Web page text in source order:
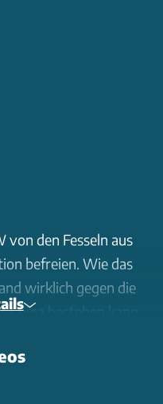
den Fesseln aus
befreien. Wie das
wirklich gegen die
bestehen kann,